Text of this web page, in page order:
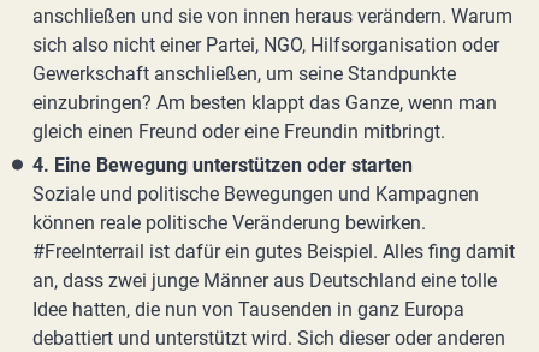
anschließen und sie von innen heraus verändern. Warum
sich also nicht einer Partei, NGO, Hilfsorganisation oder
Gewerkschaft anschließen, um seine Standpunkte
einzubringen? Am besten klappt das Ganze, wenn man
gleich einen Freund oder eine Freundin mitbringt.
4. Eine Bewegung unterstützen oder starten
Soziale und politische Bewegungen und Kampagnen
können reale politische Veränderung bewirken.
#FreeInterrail ist dafür ein gutes Beispiel. Alles fing damit
an, dass zwei junge Männer aus Deutschland eine tolle
Idee hatten, die nun von Tausenden in ganz Europa
debattiert und unterstützt wird. Sich dieser oder anderen